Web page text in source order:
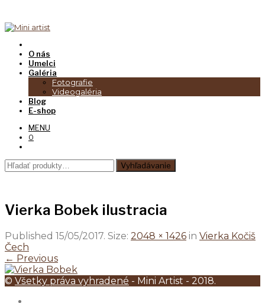
O nás
Umelci
Galéria
Fotografie
Videogaléria
Blog
E-shop
MENU
0
Hľadať: Vyhľadávanie
Vierka Bobek ilustracia
Published 15/05/2017. Size: 2048 × 1426 in Vierka Kočiš
Čech
← Previous
© Všetky práva vyhradené - Mini Artist - 2018.